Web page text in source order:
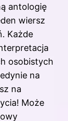
antologię
wiersz
Każde
osobistych
na
na
Może